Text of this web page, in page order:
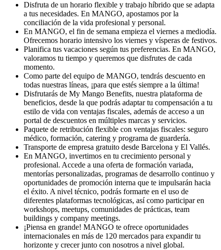
Disfruta de un horario flexible y trabajo híbrido que se adapta
a tus necesidades. En MANGO, apostamos por la
conciliación de la vida profesional y personal.
En MANGO, el fin de semana empieza el viernes a mediodía.
Ofrecemos horario intensivo los viernes y vísperas de festivos.
Planifica tus vacaciones según tus preferencias. En MANGO,
valoramos tu tiempo y queremos que disfrutes de cada
momento.
Como parte del equipo de MANGO, tendrás descuento en
todas nuestras líneas, ¡para que estés siempre a la última!
Disfrutarás de My Mango Benefits, nuestra plataforma de
beneficios, desde la que podrás adaptar tu compensación a tu
estilo de vida con ventajas fiscales, además de acceso a un
portal de descuentos en múltiples marcas y servicios.
Paquete de retribución flexible con ventajas fiscales: seguro
médico, formación, catering y programa de guardería.
Transporte de empresa gratuito desde Barcelona y El Vallés.
En MANGO, invertimos en tu crecimiento personal y
profesional. Accede a una oferta de formación variada,
mentorías personalizadas, programas de desarrollo continuo y
oportunidades de promoción interna que te impulsarán hacia
el éxito. A nivel técnico, podrás formarte en el uso de
diferentes plataformas tecnológicas, así como participar en
workshops, meetups, comunidades de prácticas, team
buildings y company meetings.
¡Piensa en grande! MANGO te ofrece oportunidades
internacionales en más de 120 mercados para expandir tu
horizonte y crecer junto con nosotros a nivel global.